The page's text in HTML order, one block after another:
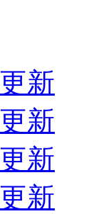
新
新
新
新